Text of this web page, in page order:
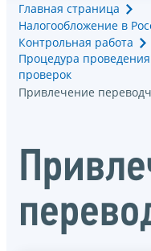
Главная страница
Налогообложение в
Контрольная работа
Процедура
проверок
Привлечение